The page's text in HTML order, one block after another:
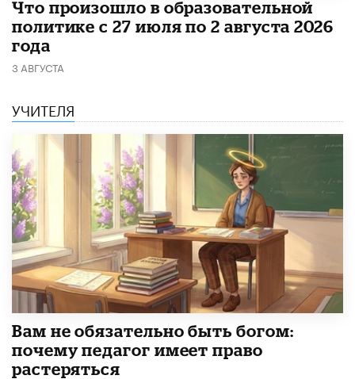
​Что произошло в образовательной
политике с 27 июля по 2 августа 2026
года
3 АВГУСТА
УЧИТЕЛЯ
​Вам не обязательно быть богом:
почему педагог имеет право
растеряться